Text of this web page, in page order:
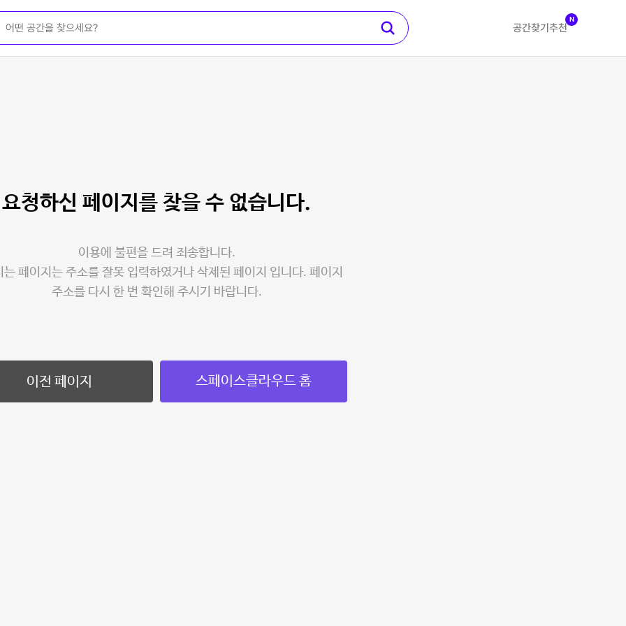
공간찾기 추천
N
요청하신 페이지를 찾을 수 없습니다.
이용에 불편을 드려 죄송합니다.
는 페이지는 주소를 잘못 입력하였거나 삭제된 페이지 입니다. 페이지
주소를 다시 한 번 확인해 주시기 바랍니다.
이전 페이지 스페이스클라우드 홈